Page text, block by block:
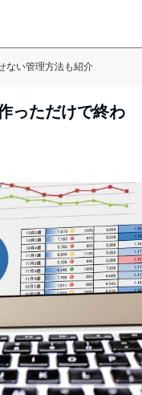
ない管理方法も紹介
っただけで終わ